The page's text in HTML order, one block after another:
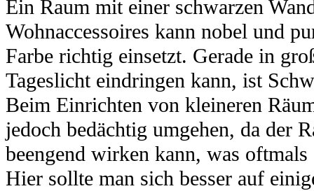
Ein Raum mit einer schwarzen
Wohnaccessoires kann nobel und
Farbe richtig einsetzt. Gerade in
Tageslicht eindringen kann, ist
Beim Einrichten von kleineren
jedoch bedächtig umgehen, da der
beengend wirken kann, was
Hier sollte man sich besser auf